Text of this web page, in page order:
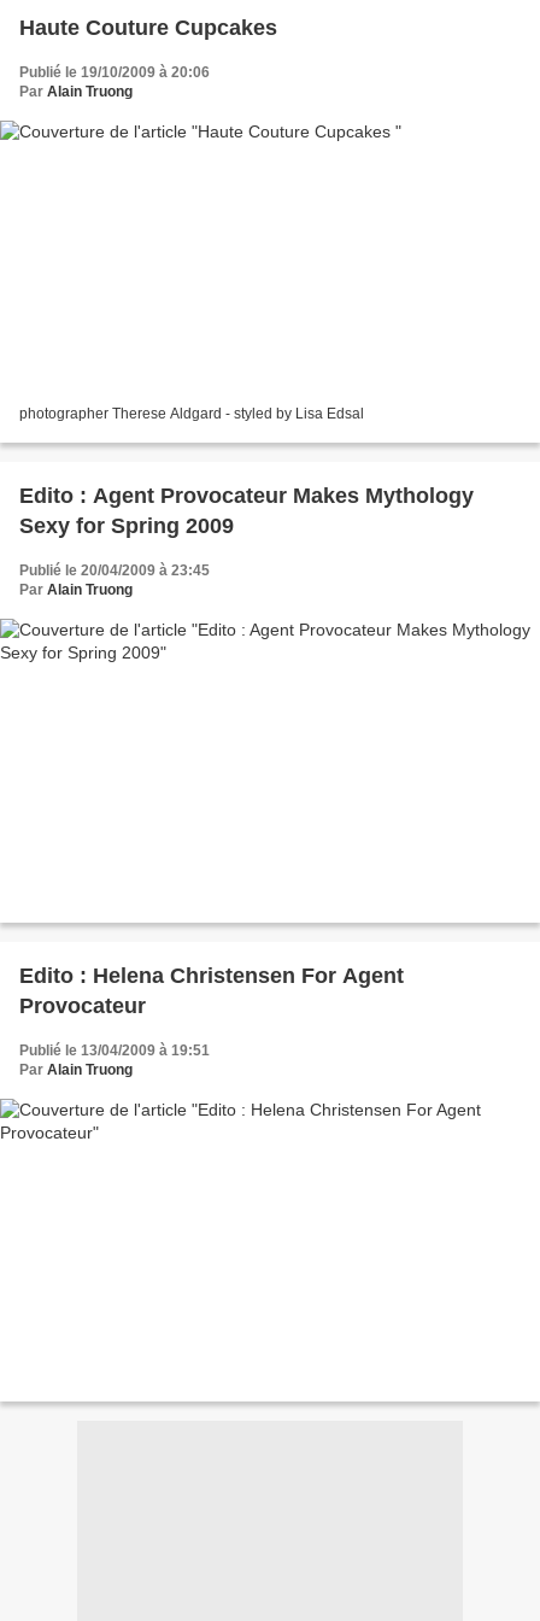
Haute Couture Cupcakes
Publié le 19/10/2009 à 20:06
Par Alain Truong
photographer Therese Aldgard - styled by Lisa Edsal
Edito : Agent Provocateur Makes Mythology
Sexy for Spring 2009
Publié le 20/04/2009 à 23:45
Par Alain Truong
Edito : Helena Christensen For Agent
Provocateur
Publié le 13/04/2009 à 19:51
Par Alain Truong